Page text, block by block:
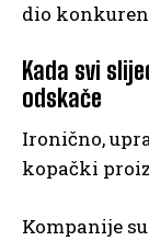
dio
Kada svi
odskače
Ironično,
kopački
Kompanije